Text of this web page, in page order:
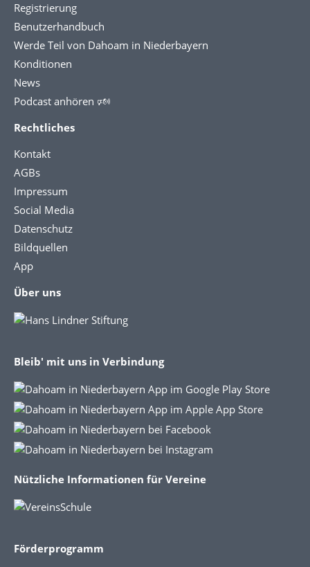
Registrierung
Benutzerhandbuch
Werde Teil von Dahoam in Niederbayern
Konditionen
News
Podcast anhören 🕬
Rechtliches
Kontakt
AGBs
Impressum
Social Media
Datenschutz
Bildquellen
App
Über uns
Bleib' mit uns in Verbindung
Nützliche Informationen für Vereine
Förderprogramm